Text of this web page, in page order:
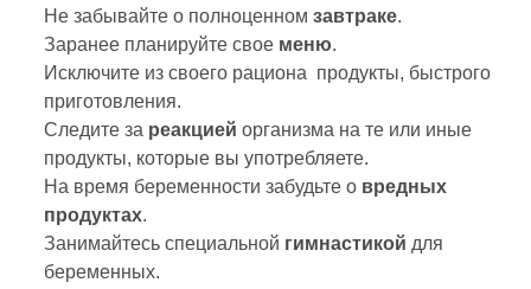
Не забывайте о полноценном завтраке.
Заранее планируйте свое меню.
Исключите из своего рациона продукты, быстрого
приготовления.
Следите за реакцией организма на те или иные
продукты, которые вы употребляете.
На время беременности забудьте о вредных
продуктах.
Занимайтесь специальной гимнастикой для
беременных.